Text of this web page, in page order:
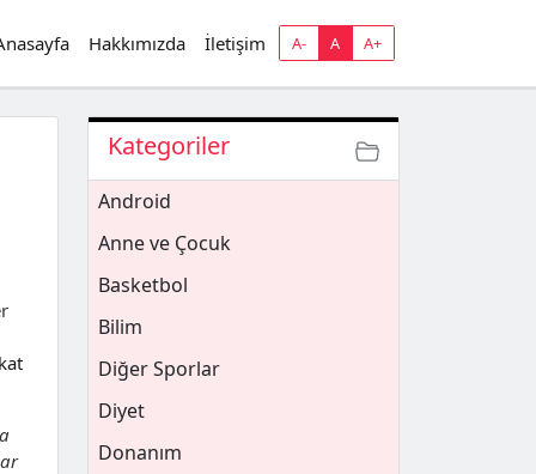
Hakkımızda İletişim A- A A+
Kategoriler
Android
Anne ve Çocuk
Basketbol
Bilim
Diğer Sporlar
Diyet
Donanım